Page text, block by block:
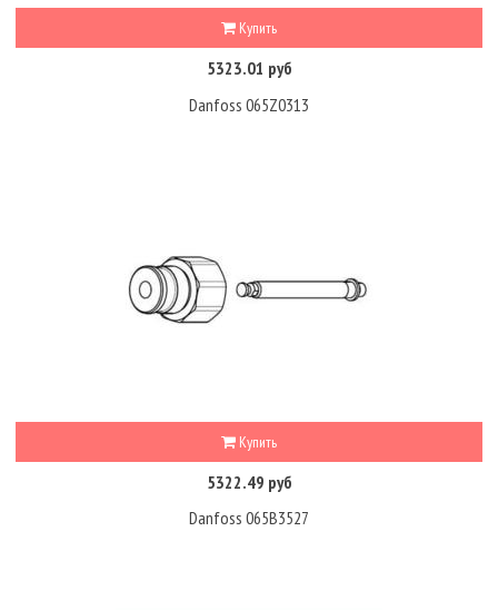
Купить
5323.01 руб
Danfoss 065Z0313
Купить
5322.49 руб
Danfoss 065B3527